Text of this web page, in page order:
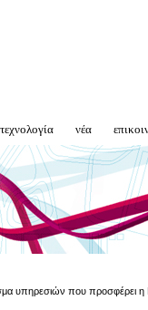
νέα
υπηρεσιών που προσφέρει η